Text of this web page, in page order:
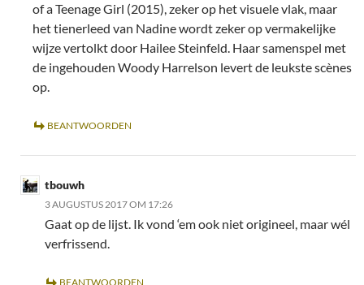
of a Teenage Girl (2015), zeker op het visuele vlak, maar
het tienerleed van Nadine wordt zeker op vermakelijke
wijze vertolkt door Hailee Steinfeld. Haar samenspel met
de ingehouden Woody Harrelson levert de leukste scènes
op.
BEANTWOORDEN
tbouwh
3 AUGUSTUS 2017 OM 17:26
Gaat op de lijst. Ik vond ‘em ook niet origineel, maar wél
verfrissend.
BEANTWOORDEN